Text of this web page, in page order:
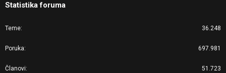
Statistika foruma
Teme 36.248
Poruka 697.981
Članovi 51.723